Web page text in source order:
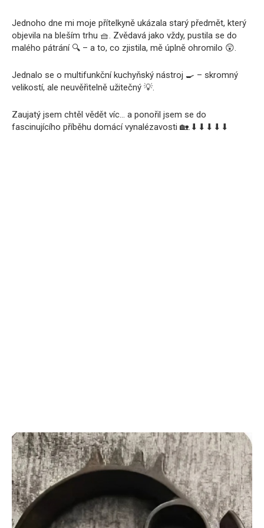
Jednoho dne mi moje přítelkyně ukázala starý předmět, který
objevila na bleším trhu 🧺. Zvědavá jako vždy, pustila se do
malého pátrání 🔍 – a to, co zjistila, mě úplně ohromilo 😲.
Jednalo se o multifunkční kuchyňský nástroj 🍳 – skromný
velikostí, ale neuvěřitelně užitečný 💡.
Zaujatý jsem chtěl vědět víc… a ponořil jsem se do
fascinujícího příběhu domácí vynalézavosti 🏡.⬇⬇⬇⬇⬇